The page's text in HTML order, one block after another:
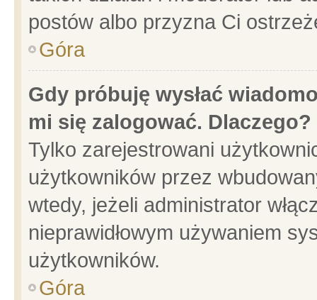
postów albo przyzna Ci
Góra
Gdy próbuję wysłać
mi się zalogować. Dlaczego?
Tylko zarejestrowani
użytkowników przez
wtedy, jeżeli administrator
nieprawidłowym używaniem
użytkowników.
Góra